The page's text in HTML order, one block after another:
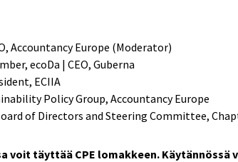
Accountancy Europe (Moderator)
ecoDa | CEO, Guberna
ECIIA
Policy Group, Accountancy Europe
of Directors and Steering Committee,
voit täyttää CPE lomakkeen.